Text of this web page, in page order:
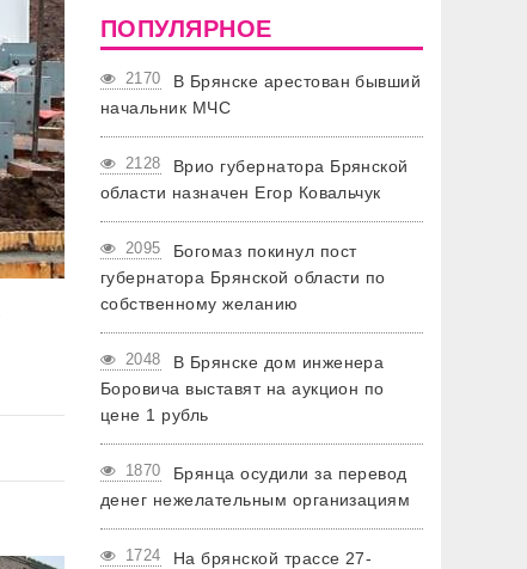
ПОПУЛЯРНОЕ
2170
В Брянске арестован бывший
начальник МЧС
2128
Врио губернатора Брянской
области назначен Егор Ковальчук
2095
Богомаз покинул пост
губернатора Брянской области по
собственному желанию
2048
В Брянске дом инженера
Боровича выставят на аукцион по
цене 1 рубль
1870
Брянца осудили за перевод
денег нежелательным организациям
1724
На брянской трассе 27-